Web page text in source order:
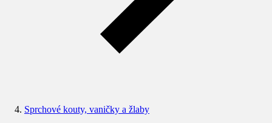
Sprchové kouty, vaničky a žlaby